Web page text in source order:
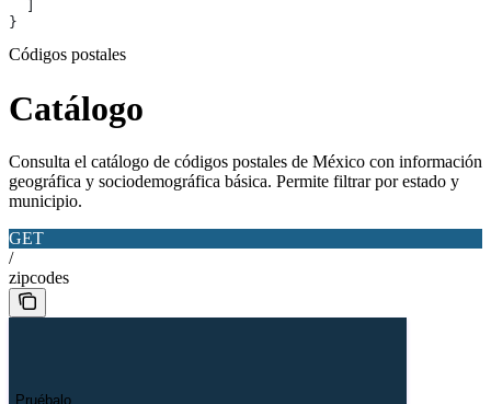
}
Códigos postales
Catálogo
Consulta el catálogo de códigos postales de México con información
geográfica y sociodemográfica básica. Permite filtrar por estado y
municipio.
GET
/
zipcodes
Pruébalo